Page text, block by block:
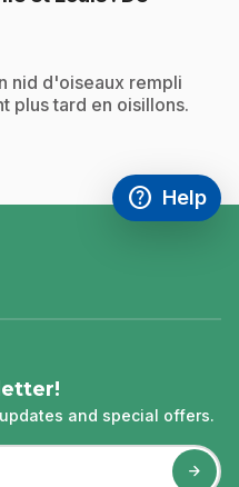
nid d'oiseaux rempli
plus tard en oisillons.
help
Access
Help
,This link
and special offers.